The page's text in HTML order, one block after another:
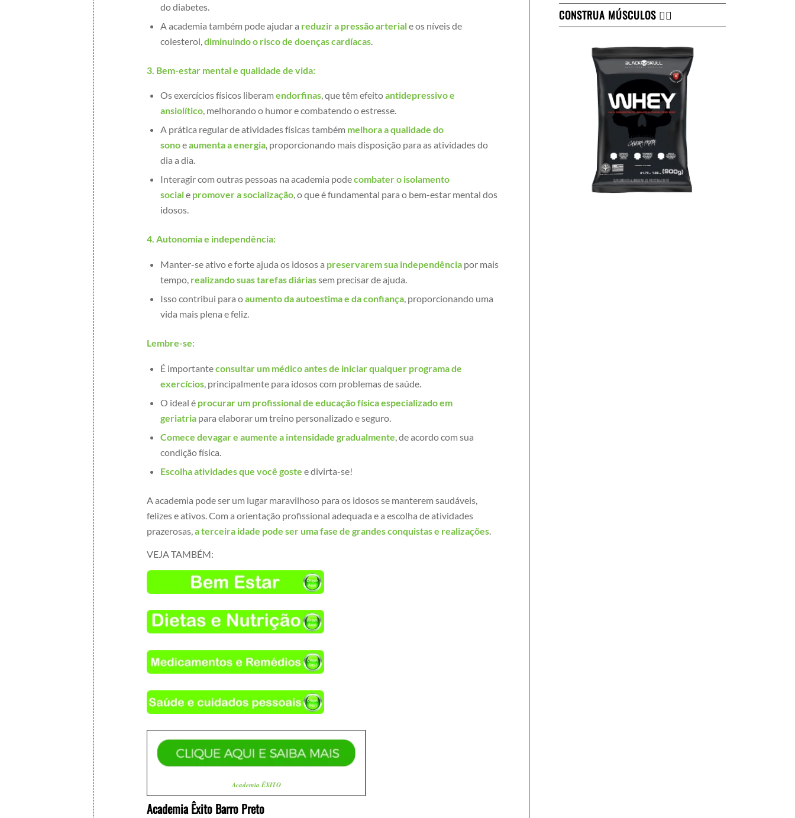
do diabetes.
A academia também pode ajudar a reduzir a pressão arteriale os níveis de
colesterol,diminuindo o risco de doenças cardíacas.
3. Bem-estar mental e qualidade de vida:
Os exercícios físicos liberamendorfinas, que têm efeitoantidepressivo e
ansiolítico, melhorando o humor e combatendo o estresse.
A prática regular de atividades físicas também melhora a qualidade do
sonoeaumenta a energia, proporcionando mais disposição para as atividades do
dia a dia.
Interagir com outras pessoas na academia podecombater o isolamento
sociale promover a socialização, o que é fundamental para o bem-estar mental dos
idosos.
4. Autonomia e independência:
Manter-se ativo e forte ajuda os idosos a preservarem sua independência por mais
tempo, realizando suas tarefas diáriassem precisar de ajuda.
Isso contribui para oaumento da autoestima e da confiança, proporcionando uma
vida mais plena e feliz.
Lembre-se:
É importanteconsultar um médico antes de iniciar qualquer programa de
exercícios , principalmente para idosos com problemas de saúde.
O ideal é procurar um profissional de educação física especializado em
geriatria para elaborar um treino personalizado e seguro.
Comece devagar e aumente a intensidade gradualmente , de acordo com sua
condição física.
Escolha atividades que você goste e divirta-se!
A academia pode ser um lugar maravilhoso para os idosos se manterem saudáveis,
felizes e ativos. Com a orientação profissional adequada e a escolha de atividades
prazerosas,a terceira idade pode ser uma fase de grandes conquistas e realizações
VEJA TAMBÉM:
Academia ÊXITO
Academia Êxito Barro Preto
CONSTRUA MÚSCULOS 👇🏻